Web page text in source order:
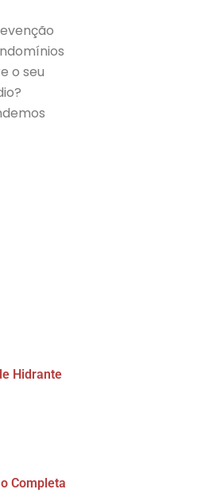
o seu
Hidrante
Completa